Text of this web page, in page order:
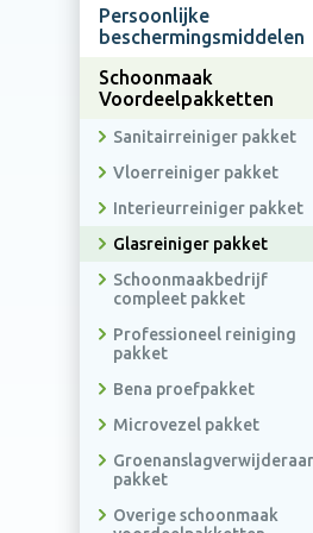
schoonmaakartikelen
Handzeepvullingen
Overige
Overige dispensers
Stofzuigerzakken
Machineonderdelen
Machinepads
Overige
Huishoudelijke
prullenbakken
Afvalscheidingsbakken
Overige afvalbeheer
Sponzen
Handschoenen
Carbonstelen
Borstels
Koppelingen en
Riemen, buckets en tassen
Slangen
Overige glasbewassing
Persoonlijke
beschermingsmiddelen
Hoofdbescherming
Gehoorbescherming
Oogbescherming
Werkschoenen
Valbescherming
Overige PBM
Schoonmaak
Voordeelpakketten
Sanitairreiniger pakket
Vloerreiniger pakket
Interieurreiniger pakket
Glasreiniger pakket
Schoonmaakbedrijf
compleet pakket
Professioneel reiniging
pakket
Bena proefpakket
Microvezel pakket
Groenanslagverwijderaar
pakket
Overige schoonmaak
Hygiënepapier
palletvoordeel
Reinigingsmiddelen
Servetten
Vaatwasmiddel